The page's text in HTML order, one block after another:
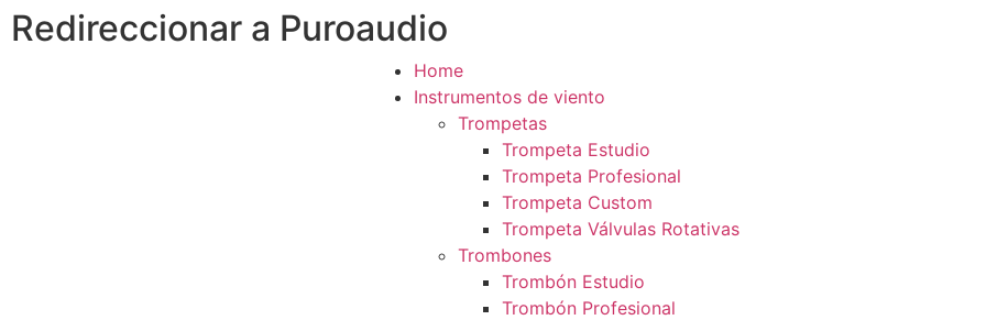
Redireccionar a Puroaudio
Home
Instrumentos de viento
Trompetas
Trompeta Estudio
Trompeta Profesional
Trompeta Custom
Trompeta Válvulas Rotativas
Trombones
Trombón Estudio
Trombón Profesional